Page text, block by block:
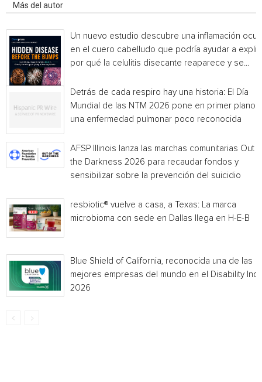
Más del autor
Un nuevo estudio descubre una inflamación
en el cuero cabelludo que podría ayudar a
por qué la celulitis disecante reaparece y se...
Detrás de cada respiro hay una historia: El Día
Mundial de las NTM 2026 pone en primer plano
una enfermedad pulmonar poco reconocida
AFSP Illinois lanza las marchas comunitarias Out
the Darkness 2026 para recaudar fondos y
sensibilizar sobre la prevención del suicidio
resbiotic® vuelve a casa, a Texas: La marca
microbioma con sede en Dallas llega en H-E-B
Blue Shield of California, reconocida una de las
mejores empresas del mundo en el Disability
2026